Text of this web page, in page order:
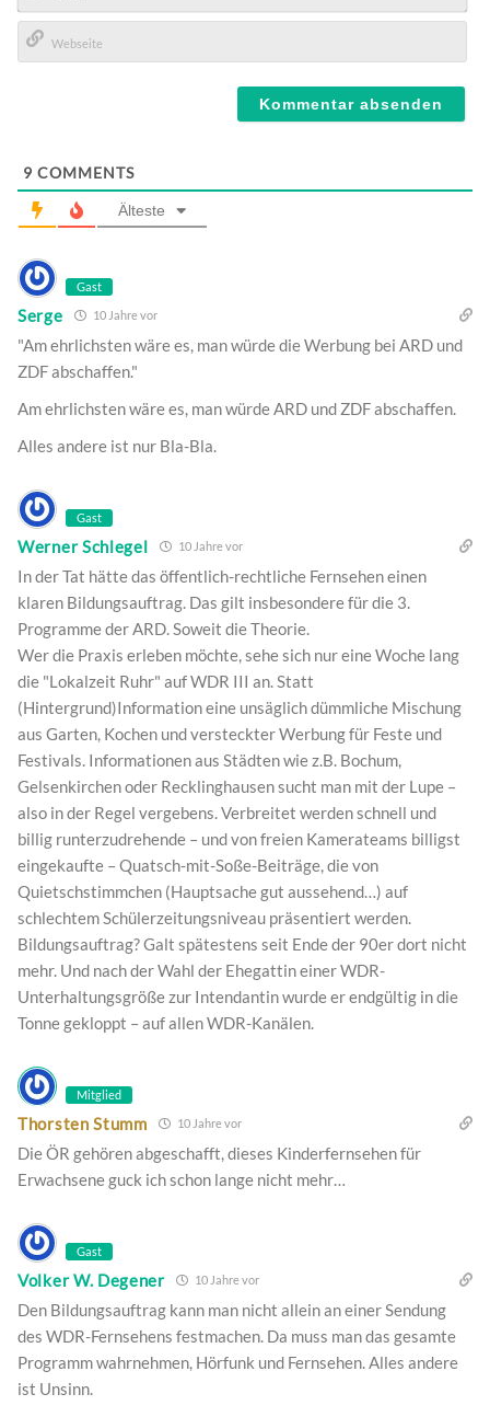
E-
Mail*
9 COMMENTS
Älteste
Gast
Serge 10 Jahre vor
"Am ehrlichsten wäre es, man würde die Werbung bei ARD und
ZDF abschaffen."
Am ehrlichsten wäre es, man würde ARD und ZDF abschaffen.
Alles andere ist nur Bla-Bla.
Gast
Werner Schlegel 10 Jahre vor
In der Tat hätte das öffentlich-rechtliche Fernsehen einen
klaren Bildungsauftrag. Das gilt insbesondere für die 3.
Programme der ARD. Soweit die Theorie.
Wer die Praxis erleben möchte, sehe sich nur eine Woche lang
die "Lokalzeit Ruhr" auf WDR III an. Statt
(Hintergrund)Information eine unsäglich dümmliche Mischung
aus Garten, Kochen und versteckter Werbung für Feste und
Festivals. Informationen aus Städten wie z.B. Bochum,
Gelsenkirchen oder Recklinghausen sucht man mit der Lupe –
also in der Regel vergebens. Verbreitet werden schnell und
billig runterzudrehende – und von freien Kamerateams billigst
eingekaufte – Quatsch-mit-Soße-Beiträge, die von
Quietschstimmchen (Hauptsache gut aussehend…) auf
schlechtem Schülerzeitungsniveau präsentiert werden.
Bildungsauftrag? Galt spätestens seit Ende der 90er dort nicht
mehr. Und nach der Wahl der Ehegattin einer WDR-
Unterhaltungsgröße zur Intendantin wurde er endgültig in die
Tonne gekloppt – auf allen WDR-Kanälen.
Mitglied
Thorsten Stumm 10 Jahre vor
Die ÖR gehören abgeschafft, dieses Kinderfernsehen für
Erwachsene guck ich schon lange nicht mehr…
Gast
Volker W. Degener 10 Jahre vor
Den Bildungsauftrag kann man nicht allein an einer Sendung
des WDR-Fernsehens festmachen. Da muss man das gesamte
Programm wahrnehmen, Hörfunk und Fernsehen. Alles andere
ist Unsinn.